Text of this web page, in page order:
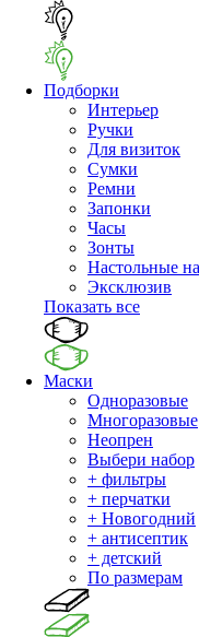
Подборки
Интерьер
Ручки
Для визиток
Сумки
Ремни
Запонки
Часы
Зонты
Настольные
Эксклюзив
Показать все
Маски
Одноразовые
Многоразовые
Неопрен
Выбери набор
+ фильтры
+ перчатки
+ Новогодний
+ антисептик
+ детский
По размерам